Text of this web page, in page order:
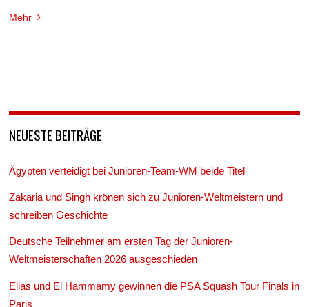
Mehr
NEUESTE BEITRÄGE
Ägypten verteidigt bei Junioren-Team-WM beide Titel
Zakaria und Singh krönen sich zu Junioren-Weltmeistern und
schreiben Geschichte
Deutsche Teilnehmer am ersten Tag der Junioren-
Weltmeisterschaften 2026 ausgeschieden
Elias und El Hammamy gewinnen die PSA Squash Tour Finals in
Paris